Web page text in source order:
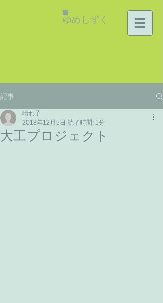
ゆめしずく
記事
大工プロジェクト
晴れ子
2018年12月5日 読了時間: 1分